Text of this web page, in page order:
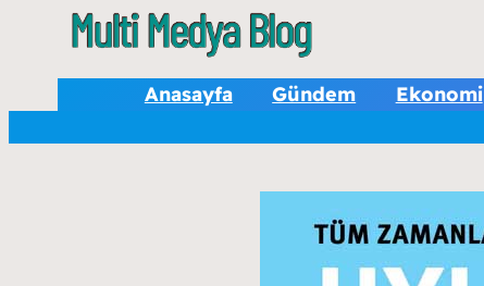
Anasayfa Gündem Ekonomi